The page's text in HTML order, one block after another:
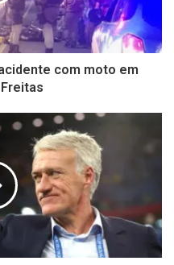
com moto em